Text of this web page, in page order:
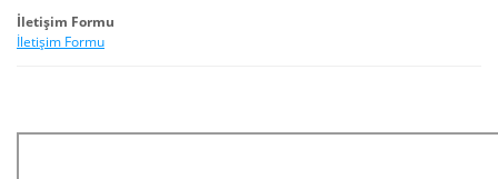
İletişim Formu
İletişim Formu